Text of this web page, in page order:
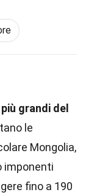
grandi del
le
Mongolia,
imponenti
fino a 190